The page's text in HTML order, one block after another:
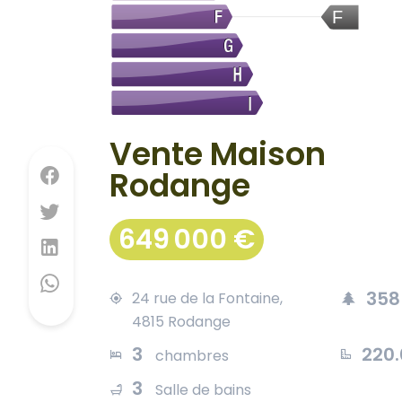
F
Vente Maison
Rodange
649 000 €
24 rue de la Fontaine,
4815 Rodange
358
3 chambres
3 Salle de bains